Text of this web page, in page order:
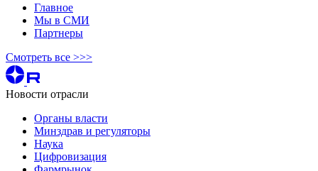
Главное
Мы в СМИ
Партнеры
Смотреть все >>>
Новости отрасли
Органы власти
Минздрав и регуляторы
Наука
Цифровизация